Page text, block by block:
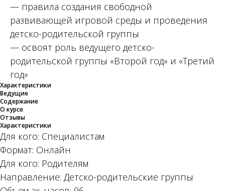
— правила создания свободной
развивающей игровой среды и проведения
детско-родительской группы
— освоят роль ведущего детско-
родительской группы «Второй год» и «Третий
год»
Характеристики
Ведущие
Содержание
О курсе
Отзывы
Характеристики
Для кого: Специалистам
Формат: Онлайн
Для кого: Родителям
Направление: Детско-родительские группы